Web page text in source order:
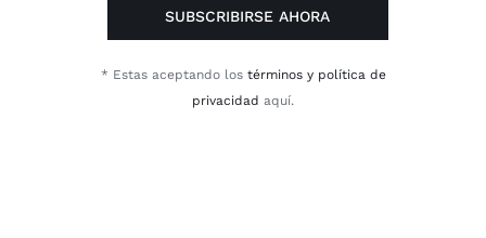
SUBSCRIBIRSE AHORA
* Estas aceptando los términos y política de
privacidad aquí.